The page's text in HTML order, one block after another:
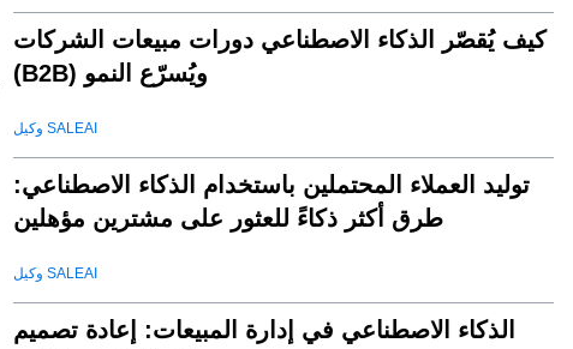
كيف يُقصّر الذكاء الاصطناعي دورات مبيعات الشركات
(B2B) ويُسرّع النمو
وكيل SALEAI
توليد العملاء المحتملين باستخدام الذكاء الاصطناعي:
طرق أكثر ذكاءً للعثور على مشترين مؤهلين
وكيل SALEAI
الذكاء الاصطناعي في إدارة المبيعات: إعادة تصميم